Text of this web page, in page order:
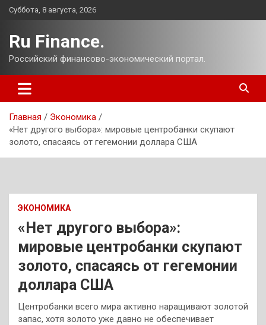
Перейти
Суббота, 8 августа, 2026
Ru Finance.
Российский финансово-экономический портал.
Главная
Экономика
«Нет другого выбора»: мировые центробанки скупают
золото, спасаясь от гегемонии доллара США
ЭКОНОМИКА
«Нет другого выбора»:
мировые центробанки скупают
золото, спасаясь от гегемонии
доллара США
Центробанки всего мира активно наращивают золотой
запас, хотя золото уже давно не обеспечивает